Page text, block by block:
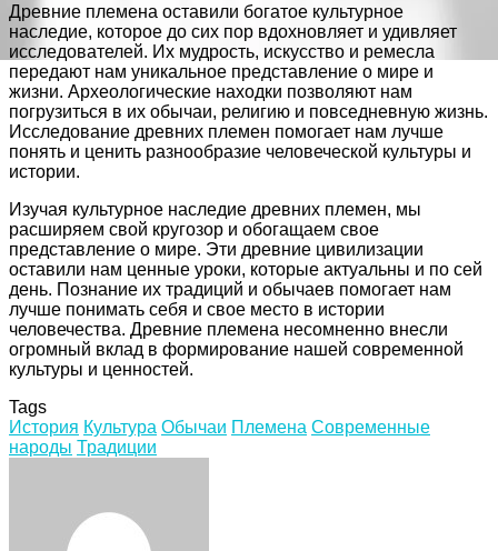
Древние племена оставили богатое культурное
наследие, которое до сих пор вдохновляет и удивляет
исследователей. Их мудрость, искусство и ремесла
передают нам уникальное представление о мире и
жизни. Археологические находки позволяют нам
погрузиться в их обычаи, религию и повседневную жизнь.
Исследование древних племен помогает нам лучше
понять и ценить разнообразие человеческой культуры и
истории.
Изучая культурное наследие древних племен, мы
расширяем свой кругозор и обогащаем свое
представление о мире. Эти древние цивилизации
оставили нам ценные уроки, которые актуальны и по сей
день. Познание их традиций и обычаев помогает нам
лучше понимать себя и свое место в истории
человечества. Древние племена несомненно внесли
огромный вклад в формирование нашей современной
культуры и ценностей.
Tags
История Культура Обычаи Племена Современные
народы Традиции